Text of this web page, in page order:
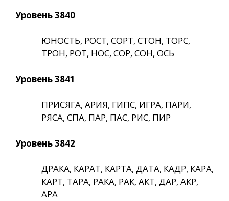
Уровень 3840
ЮНОСТЬ, РОСТ, СОРТ, СТОН, ТОРС,
ТРОН, РОТ, НОС, СОР, СОН, ОСЬ
Уровень 3841
ПРИСЯГА, АРИЯ, ГИПС, ИГРА, ПАРИ,
РЯСА, СПА, ПАР, ПАС, РИС, ПИР
Уровень 3842
ДРАКА, КАРАТ, КАРТА, ДАТА, КАДР, КАРА,
КАРТ, ТАРА, РАКА, РАК, АКТ, ДАР, АКР,
АРА